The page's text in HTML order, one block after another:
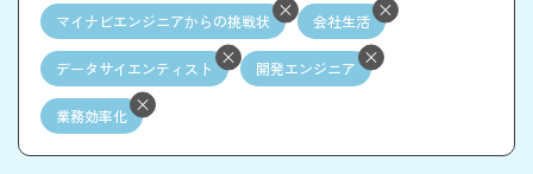
マイナビエンジニアからの挑戦状 会社生活
データサイエンティスト 開発エンジニア
業務効率化